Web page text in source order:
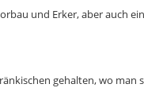
und Erker, aber auch ein
gehalten, wo man